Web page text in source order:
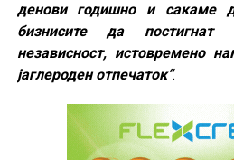
денови годишно и сакаме
бизнисите да постигнат
независност, истовремено
јаглероден отпечаток“.